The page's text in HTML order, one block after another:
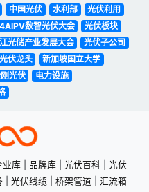
中国光伏 水利部
光伏利用
数智光伏大会
光伏板块
光储产业发展大会
光伏子公司
光伏龙头
新加坡国立大学
光伏
电力设施
业库 品牌库 光伏百科
光伏
光伏线缆 桥架管道
汇流箱